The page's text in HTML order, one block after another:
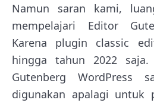
Namun saran kami,
mempelajari Editor
Karena plugin classic
hingga tahun 2022 saja.
Gutenberg WordPress
digunakan apalagi untuk